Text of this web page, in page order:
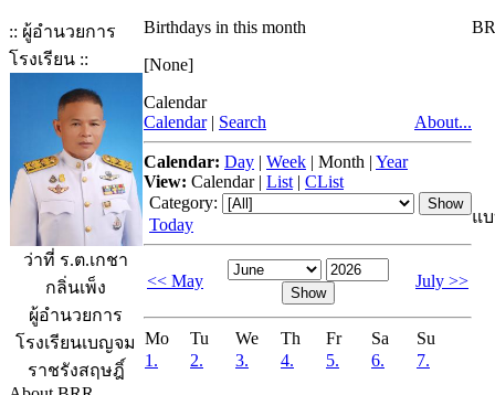
:: ผู้อำนวยการ
โรงเรียน ::
ว่าที่ ร.ต.เกชา
กลิ่นเพ็ง
ผู้อำนวยการ
โรงเรียนเบญจม
ราชรังสฤษฎิ์
Birthdays in this month
[None]
Calendar
Calendar | Search About...
Calendar: Day | Week | Month | Year
View: Calendar| List | CList
Category:
Today
<< May July >>
Mo Tu We Th Fr Sa
Su
1.
2. 3. 4. 5. 6. 7.
แ